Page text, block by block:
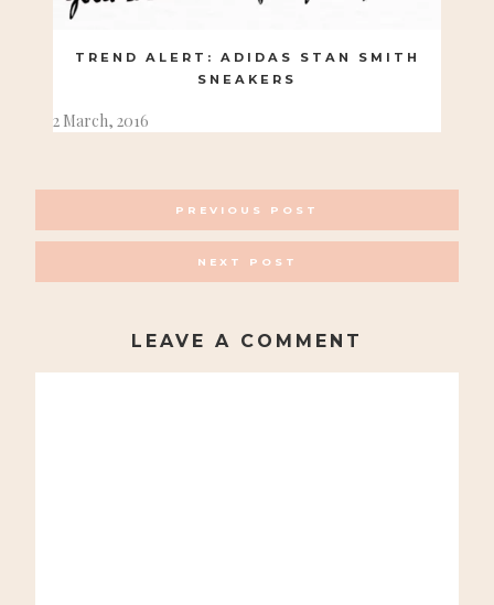
TREND ALERT: ADIDAS STAN SMITH
SNEAKERS
2 March, 2016
NAVIGATION
PREVIOUS POST
NEXT POST
LEAVE A COMMENT